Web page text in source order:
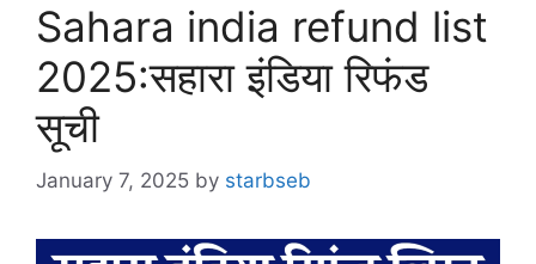
Sahara india refund list
2025:सहारा इंडिया रिफंड
सूची
January 7, 2025 by starbseb